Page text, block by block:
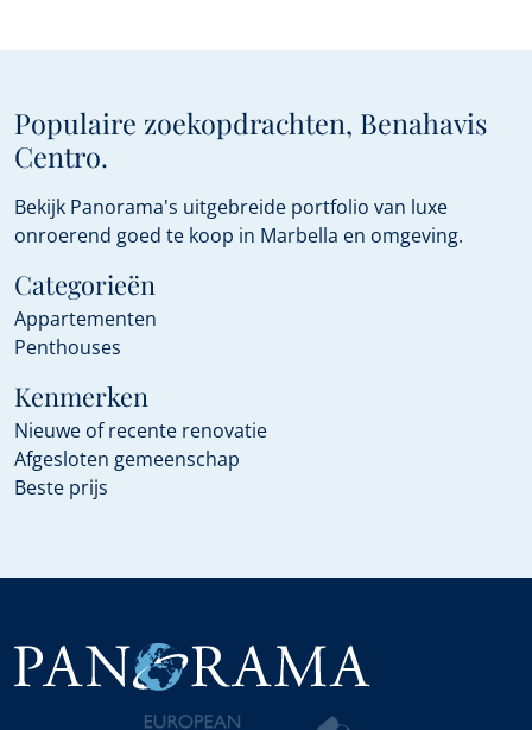
Populaire zoekopdrachten, Benahavis
Centro.
Bekijk Panorama's uitgebreide portfolio van luxe
onroerend goed te koop in Marbella en omgeving.
Categorieën
Appartementen
Penthouses
Kenmerken
Nieuwe of recente renovatie
Afgesloten gemeenschap
Beste prijs